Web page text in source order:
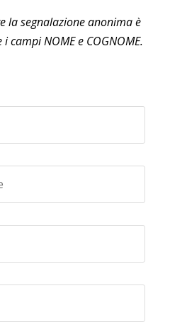
la segnalazione anonima è
campi NOME e COGNOME.